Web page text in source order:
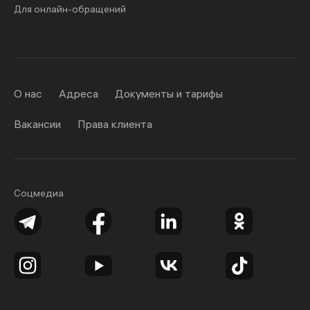
Для онлайн-обращений
Соцмедиа
О нас Адреса Документы и тарифы
Вакансии Права клиента